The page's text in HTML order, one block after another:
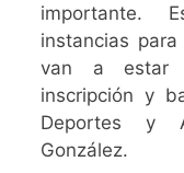
importante.
instancias
van a estar
inscripción y
Deportes y
González.